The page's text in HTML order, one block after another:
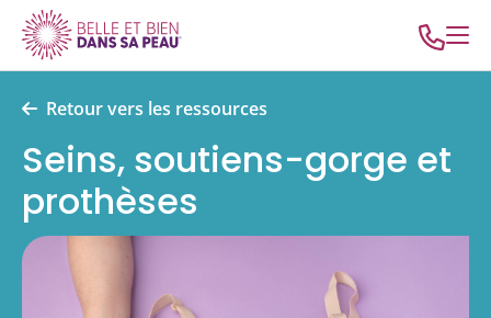
Retour vers les ressources
Seins, soutiens-gorge et
prothèses